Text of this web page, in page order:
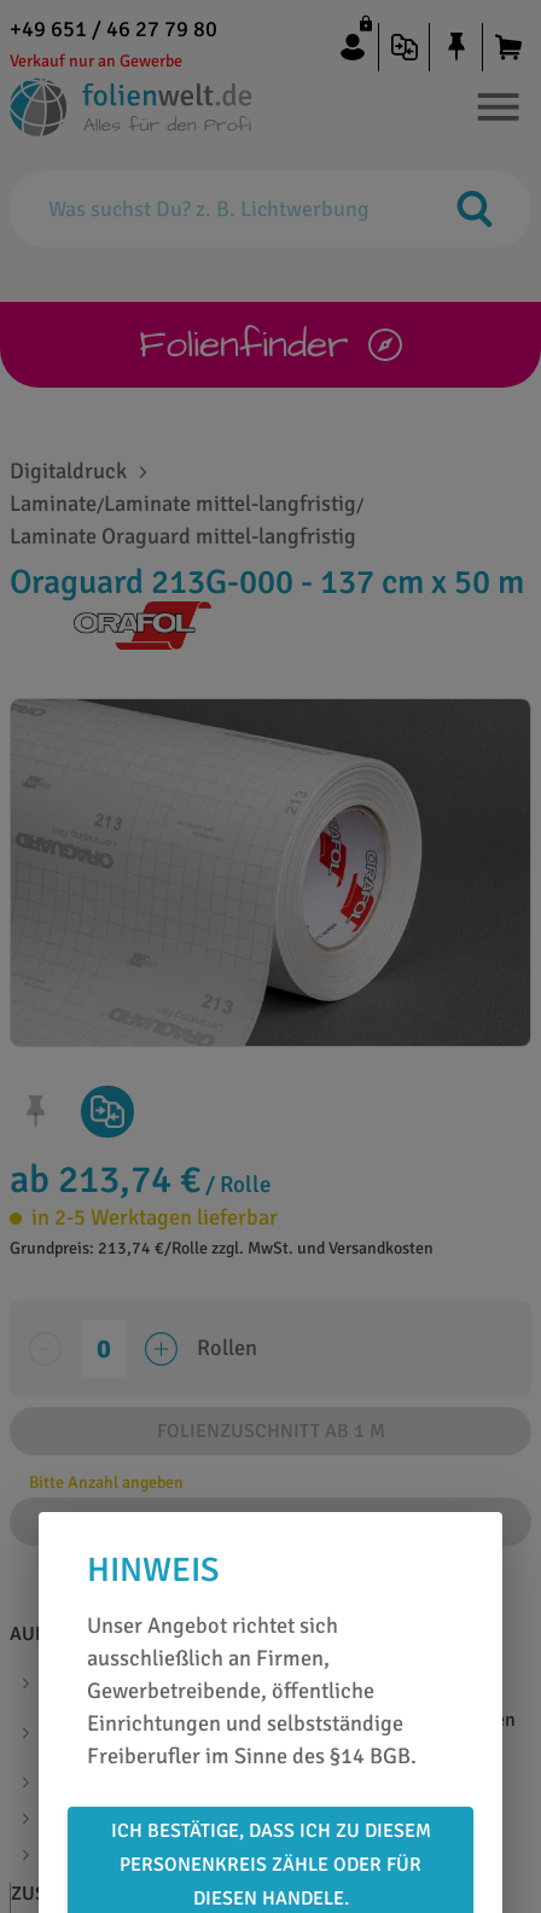
+49 651 / 46 27 79 80
Verkauf nur an Gewerbe
Folienfinder
Digitaldruck
Laminate/Laminate mittel-langfristig/
Laminate Oraguard mittel-langfristig
Oraguard 213G-000 - 137 cm x 50 m
ab 213,74 € / Rolle
in 2-5 Werktagen lieferbar
Grundpreis: 213,74 €/Rolle zzgl. MwSt. und Versandkosten
Rollen
FOLIENZUSCHNITT AB 1 M
Bitte Anzahl angeben
AUF EINEN BLICK
Glänzendes Laminat aus Teilpolymere PVC-Folie
Für den Schutz von Digitaldrucken und elektrostatischen
Drucken
Transparente Oberfläche
Materialstärke: 70 µ
ZUSATZINFOS
BERATEN LASSEN
HINWEIS
Unser Angebot richtet sich
ausschließlich an Firmen,
Gewerbetreibende, öffentliche
Einrichtungen und selbstständige
Freiberufler im Sinne des §14 BGB.
ICH BESTÄTIGE, DASS ICH ZU DIESEM
PERSONENKREIS ZÄHLE ODER FÜR
DIESEN HANDELE.